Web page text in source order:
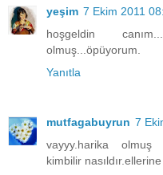
yeşim 7 Ekim 2011
hoşgeldin
olmuş...öpüyorum.
Yanıtla
mutfagabuyrun 7
vayyy.harika olmuş
kimbilir